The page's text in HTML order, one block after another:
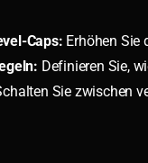
Caps: Erhöhen Sie
Definieren Sie,
Sie zwischen